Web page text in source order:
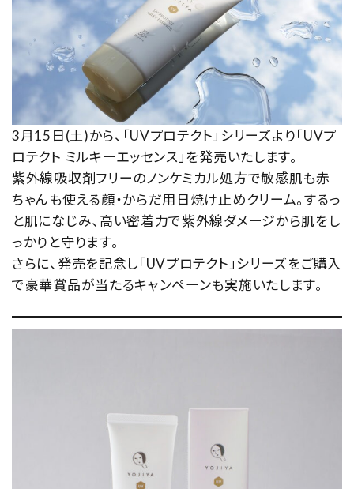
ご利用ガイド
お客さま向け窓口(お問い合わせ)
企業さま向け窓口
メディアさま向け窓口
店舗情報
3月15日(土)から、「UVプロテクト」シリーズより「UVプ
ロテクト ミルキーエッセンス」を発売いたします。
紫外線吸収剤フリーのノンケミカル処方で敏感肌も赤
ちゃんも使える顔・からだ用日焼け止めクリーム。するっ
と肌になじみ、高い密着力で紫外線ダメージから肌をし
っかりと守ります。
さらに、発売を記念し「UVプロテクト」シリーズをご購入
で豪華賞品が当たるキャンペーンも実施いたします。